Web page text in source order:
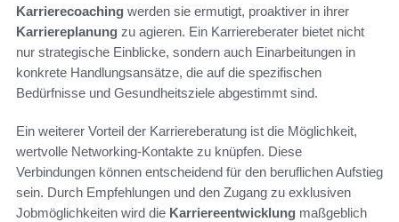
Karrierecoaching werden sie ermutigt, proaktiver in ihrer
Karriereplanung zu agieren. Ein Karriereberater bietet nicht
nur strategische Einblicke, sondern auch Einarbeitungen in
konkrete Handlungsansätze, die auf die spezifischen
Bedürfnisse und Gesundheitsziele abgestimmt sind.
Ein weiterer Vorteil der Karriereberatung ist die Möglichkeit,
wertvolle Networking-Kontakte zu knüpfen. Diese
Verbindungen können entscheidend für den beruflichen Aufstieg
sein. Durch Empfehlungen und den Zugang zu exklusiven
Jobmöglichkeiten wird die Karriereentwicklung maßgeblich